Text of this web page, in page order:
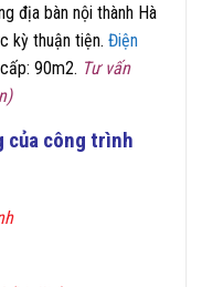
địa bàn nội thành Hà
kỳ thuận tiện. Điện
90m2. Tư vấn
của công trình